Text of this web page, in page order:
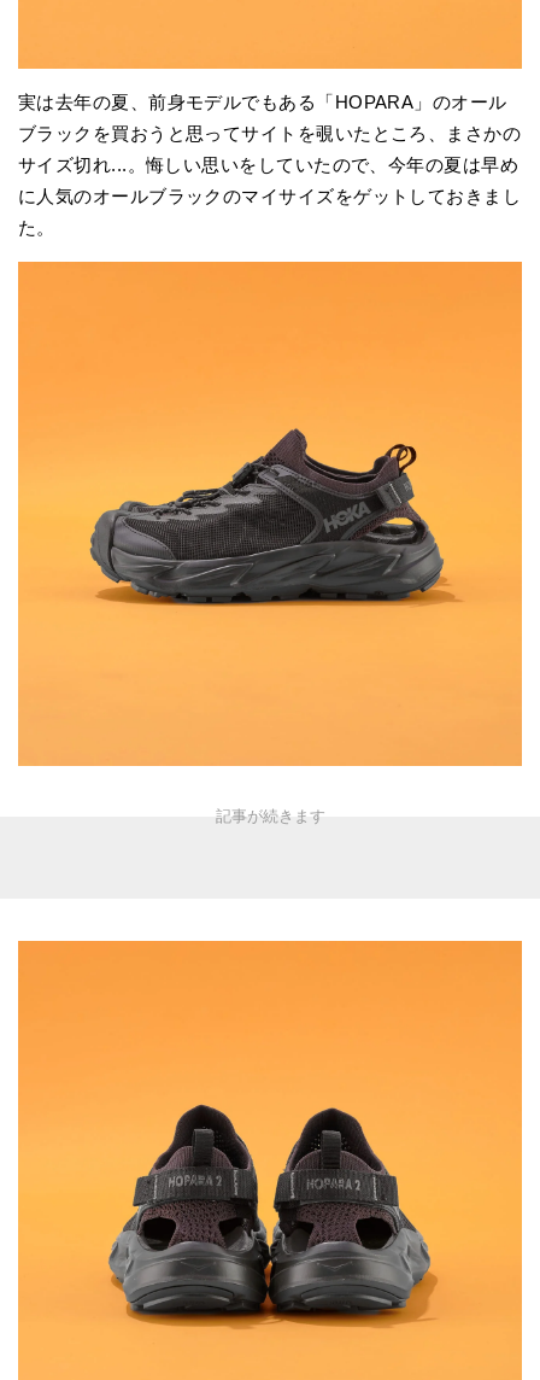
実は去年の夏、前身モデルでもある「HOPARA」のオール
ブラックを買おうと思ってサイトを覗いたところ、まさかの
サイズ切れ...。悔しい思いをしていたので、今年の夏は早め
に人気のオールブラックのマイサイズをゲットしておきまし
た。